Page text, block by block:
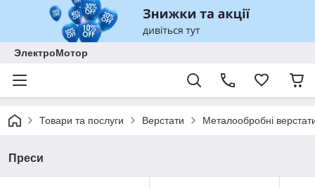
ЭлектроМотор
Товари та послуги Верстати Металообробні
Преси